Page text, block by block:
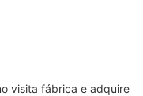
visita fábrica e adquire